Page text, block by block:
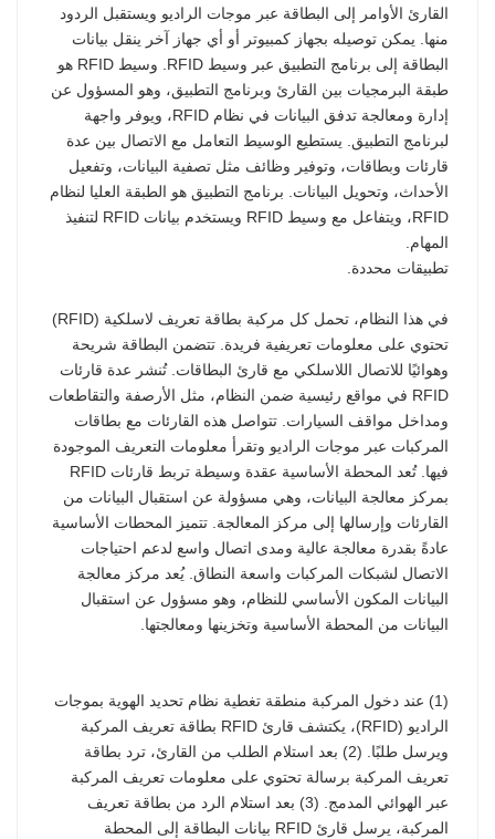
القارئ الأوامر إلى البطاقة عبر موجات الراديو ويستقبل الردود
منها. يمكن توصيله بجهاز كمبيوتر أو أي جهاز آخر ينقل بيانات
البطاقة إلى برنامج التطبيق عبر وسيط RFID. وسيط RFID هو
طبقة البرمجيات بين القارئ وبرنامج التطبيق، وهو المسؤول عن
إدارة ومعالجة تدفق البيانات في نظام RFID، ويوفر واجهة
لبرنامج التطبيق. يستطيع الوسيط التعامل مع الاتصال بين عدة
قارئات وبطاقات، وتوفير وظائف مثل تصفية البيانات، وتفعيل
الأحداث، وتحويل البيانات. برنامج التطبيق هو الطبقة العليا لنظام
RFID، ويتفاعل مع وسيط RFID ويستخدم بيانات RFID لتنفيذ
المهام.
تطبيقات محددة.
في هذا النظام، تحمل كل مركبة بطاقة تعريف لاسلكية (RFID)
تحتوي على معلومات تعريفية فريدة. تتضمن البطاقة شريحة
وهوائيًا للاتصال اللاسلكي مع قارئ البطاقات. تُنشر عدة قارئات
RFID في مواقع رئيسية ضمن النظام، مثل الأرصفة والتقاطعات
ومداخل مواقف السيارات. تتواصل هذه القارئات مع بطاقات
المركبات عبر موجات الراديو وتقرأ معلومات التعريف الموجودة
فيها. تُعد المحطة الأساسية عقدة وسيطة تربط قارئات RFID
بمركز معالجة البيانات، وهي مسؤولة عن استقبال البيانات من
القارئات وإرسالها إلى مركز المعالجة. تتميز المحطات الأساسية
عادةً بقدرة معالجة عالية ومدى اتصال واسع لدعم احتياجات
الاتصال لشبكات المركبات واسعة النطاق. يُعد مركز معالجة
البيانات المكون الأساسي للنظام، وهو مسؤول عن استقبال
البيانات من المحطة الأساسية وتخزينها ومعالجتها.
(1) عند دخول المركبة منطقة تغطية نظام تحديد الهوية بموجات
الراديو (RFID)، يكتشف قارئ RFID بطاقة تعريف المركبة
ويرسل طلبًا. (2) بعد استلام الطلب من القارئ، ترد بطاقة
تعريف المركبة برسالة تحتوي على معلومات تعريف المركبة
عبر الهوائي المدمج. (3) بعد استلام الرد من بطاقة تعريف
المركبة، يرسل قارئ RFID بيانات البطاقة إلى المحطة